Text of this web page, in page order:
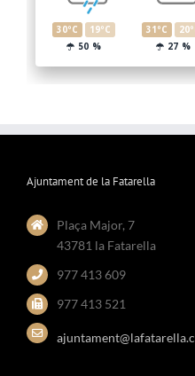
Ajuntament de la Fatarella
Plaça Major, 7
43781 la Fatarella
977 413 609
977 413 521